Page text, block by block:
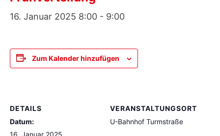
16. Januar 2025 8:00 - 9:00
Zum Kalender hinzufügen
DETAILS
Datum:
16. Januar 2025
VERANSTALTUNGSORT
U-Bahnhof Turmstraße